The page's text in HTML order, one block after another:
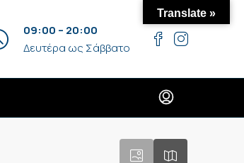
09:00 – 20:00
Δευτέρα ως Σάββατο
Translate »